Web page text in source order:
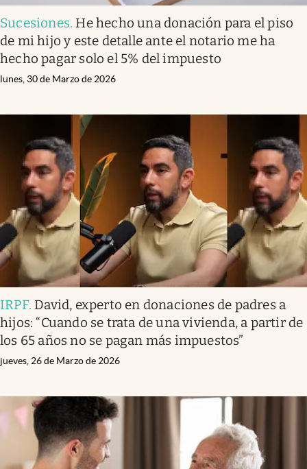
Sucesiones. He hecho una donación para el piso
de mi hijo y este detalle ante el notario me ha
hecho pagar solo el 5% del impuesto
lunes, 30 de Marzo de 2026
IRPF. David, experto en donaciones de padres a
hijos: “Cuando se trata de una vivienda, a partir de
los 65 años no se pagan más impuestos”
jueves, 26 de Marzo de 2026